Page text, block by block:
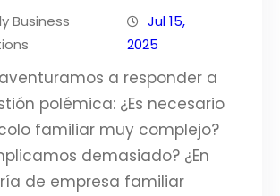
Business
Jul 15,
2025
a responder a
polémica: ¿Es necesario
familiar muy complejo?
demasiado? ¿En
de empresa familiar